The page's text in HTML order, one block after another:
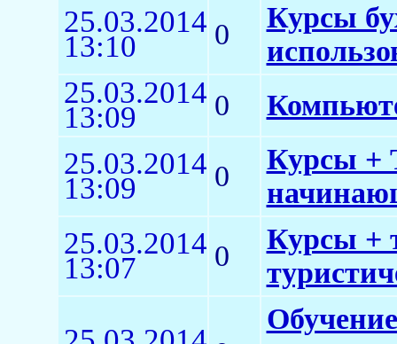
25.03.2014
13:10 0
Курсы
25.03.2014
13:09 0
25.03.2014
13:09 0
Курсы +
25.03.2014
13:07 0
Курсы +